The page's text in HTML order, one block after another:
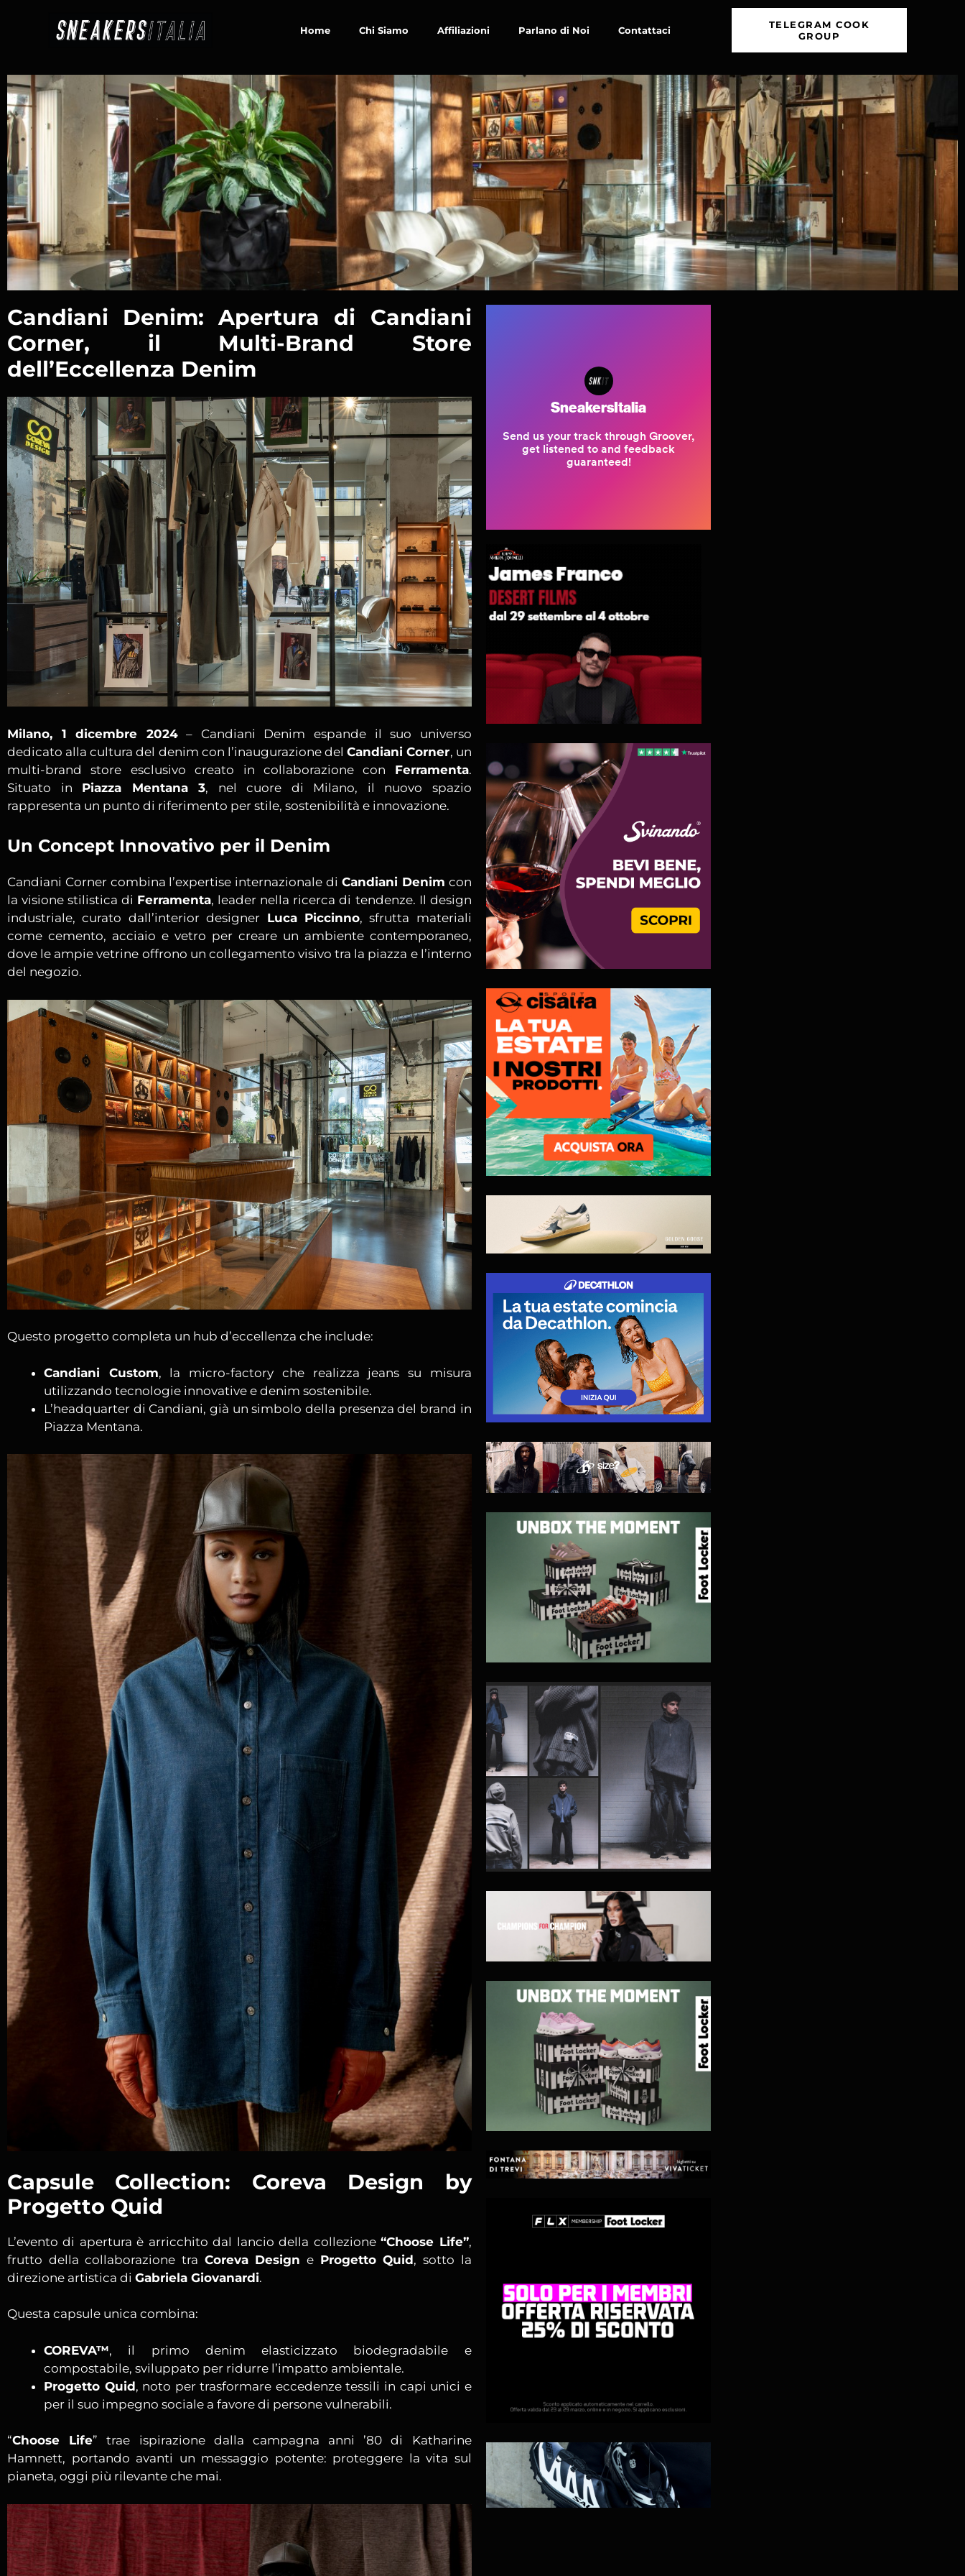
Home Chi Siamo Affiliazioni Parlano di Noi Contattaci
TELEGRAM COOK
GROUP
Candiani Denim: Apertura di Candiani
Corner, il Multi-Brand Store
dell’Eccellenza Denim
Milano, 1 dicembre 2024– Candiani Denim espande il suo universo
dedicato alla cultura del denim con l’inaugurazione delCandiani Corner, un
multi-brand store esclusivo creato in collaborazione con Ferramenta.
Situato in Piazza Mentana 3, nel cuore di Milano, il nuovo spazio
rappresenta un punto di riferimento per stile, sostenibilità e innovazione.
Un Concept Innovativo per il Denim
Candiani Corner combina l’expertise internazionale di Candiani Denim con
la visione stilistica di Ferramenta, leader nella ricerca di tendenze. Il design
industriale, curato dall’interior designer Luca Piccinno, sfrutta materiali
come cemento, acciaio e vetro per creare un ambiente contemporaneo,
dove le ampie vetrine offrono un collegamento visivo tra la piazza e l’interno
del negozio.
Questo progetto completa un hub d’eccellenza che include:
Candiani Custom, la micro-factory che realizza jeans su misura
utilizzando tecnologie innovative e denim sostenibile.
L’headquarter di Candiani, già un simbolo della presenza del brand in
Piazza Mentana.
Capsule Collection: Coreva Design by
Progetto Quid
L’evento di apertura è arricchito dal lancio della collezione“Choose Life”,
frutto della collaborazione tra Coreva Design e Progetto Quid, sotto la
direzione artistica di Gabriela Giovanardi.
Questa capsule unica combina:
COREVA™, il primo denim elasticizzato biodegradabile e
compostabile, sviluppato per ridurre l’impatto ambientale.
Progetto Quid, noto per trasformare eccedenze tessili in capi unici e
per il suo impegno sociale a favore di persone vulnerabili.
“Choose Life” trae ispirazione dalla campagna anni ’80 di Katharine
Hamnett, portando avanti un messaggio potente: proteggere la vita sul
pianeta, oggi più rilevante che mai.